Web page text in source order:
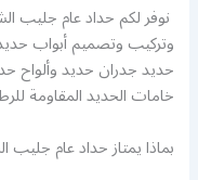
نوفر لكم حداد عام جليب
وتركيب وتصميم أبواب
حديد جدران حديد وألواح
خامات الحديد المقاومة
بماذا يمتاز حداد عام جليب